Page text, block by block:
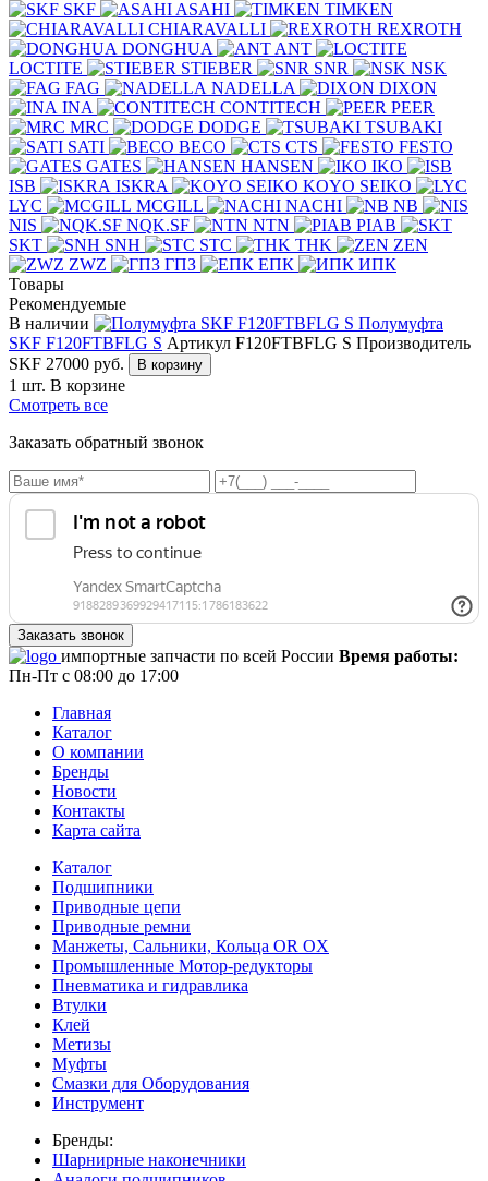
SKF ASAHI
TIMKEN
CHIARAVALLI
REXROTH
DONGHUA
ANT
LOCTITE
STIEBER SNR
NSK
FAG
NADELLA
DIXON
INA
CONTITECH
PEER
MRC
DODGE
TSUBAKI
SATI
BECO CTS
FESTO
GATES
HANSEN
IKO
ISB
ISKRA
KOYO SEIKO
LYC
MCGILL NACHI
NB
NIS
NQK.SF NTN
PIAB
SKT
SNH STC THK
ZEN
ZWZ
ГПЗ ЕПК
ИПК
Товары
Рекомендуемые
В наличии
Полумуфта
SKF F120FTBFLG S Артикул F120FTBFLG S Производитель
SKF 27000 руб. В корзину
1 шт. В корзине
Смотреть все
Заказать обратный звонок
импортные запчасти по всей России Время работы:
Пн-Пт с 08:00 до 17:00
Главная
Каталог
О компании
Бренды
Новости
Контакты
Карта сайта
Каталог
Подшипники
Приводные цепи
Приводные ремни
Манжеты, Сальники, Кольца OR OX
Промышленные Мотор-редукторы
Пневматика и гидравлика
Втулки
Клей
Метизы
Муфты
Смазки для Оборудования
Инструмент
Бренды:
Шарнирные наконечники